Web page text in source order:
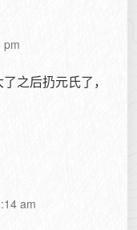
pm
之后扔元氏了，
am